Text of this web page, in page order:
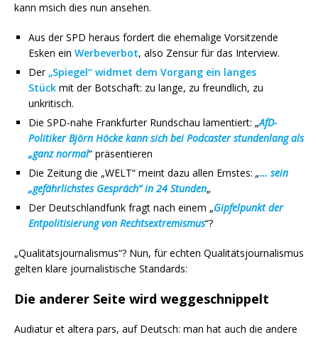
kann msich dies nun ansehen.
Aus der SPD heraus fordert die ehemalige Vorsitzende
Esken ein Werbeverbot, also Zensur für das Interview.
Der „Spiegel“ widmet dem Vorgang ein langes
Stück mit der Botschaft: zu lange, zu freundlich, zu
unkritisch.
Die SPD-nahe Frankfurter Rundschau lamentiert: „AfD-
Politiker Björn Höcke kann sich bei Podcaster stundenlang als
„ganz normal“ präsentieren
Die Zeitung die „WELT“ meint dazu allen Ernstes: „… sein
„gefährlichstes Gespräch“ in 24 Stunden„
Der Deutschlandfunk fragt nach einem „Gipfelpunkt der
Entpolitisierung von Rechtsextremismus“?
„Qualitätsjournalismus“? Nun, für echten Qualitätsjournalismus
gelten klare journalistische Standards:
Die anderer Seite wird weggeschnippelt
Audiatur et altera pars, auf Deutsch: man hat auch die andere